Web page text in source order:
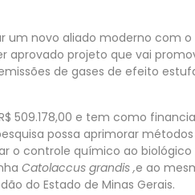
um novo aliado moderno com o
aprovado projeto que vai
de gases de efeito
509.178,00 e tem como
possa aprimorar
o controle químico ao biológico
Catolaccus grandis ,e ao
do Estado de Minas Gerais.